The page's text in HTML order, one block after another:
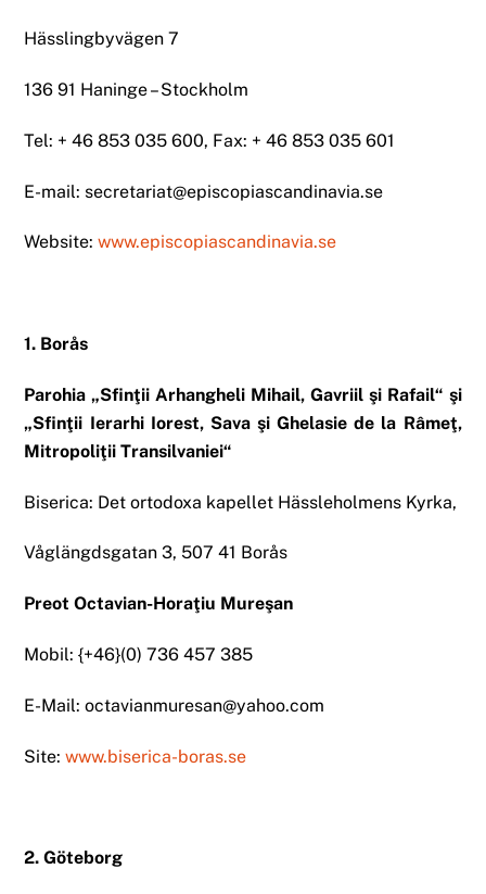
Hässlingbyvägen 7
136 91 Haninge – Stockholm
Tel: + 46 853 035 600, Fax: + 46 853 035 601
E-mail: secretariat@episcopiascandinavia.se
Website:www.episcopiascandinavia.se
1. Borås
Parohia „Sfinţii Arhangheli Mihail, Gavriil şi Rafail“ şi
„Sfinţii Ierarhi Iorest, Sava şi Ghelasie de la Râmeţ,
Mitropoliţii Transilvaniei“
Biserica: Det ortodoxa kapellet Hässleholmens Kyrka,
Våglängdsgatan 3, 507 41 Borås
Preot Octavian-Horaţiu Mureşan
Mobil: {+46}(0) 736 457 385
E-Mail: octavianmuresan@yahoo.com
Site:www.biserica-boras.se
2. Göteborg